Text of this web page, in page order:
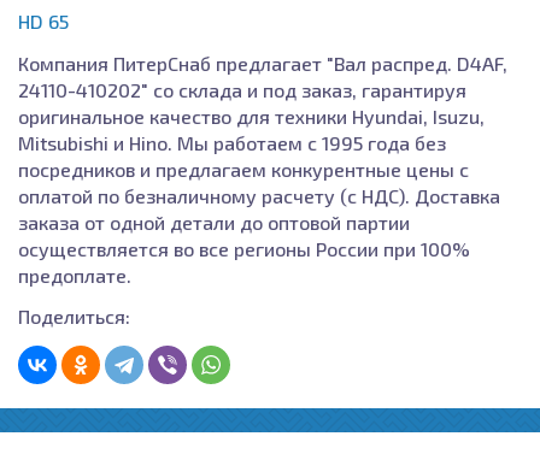
HD 65
Компания ПитерСнаб предлагает "Вал распред. D4AF,
24110-410202" со склада и под заказ, гарантируя
оригинальное качество для техники Hyundai, Isuzu,
Mitsubishi и Hino. Мы работаем с 1995 года без
посредников и предлагаем конкурентные цены с
оплатой по безналичному расчету (с НДС). Доставка
заказа от одной детали до оптовой партии
осуществляется во все регионы России при 100%
предоплате.
Поделиться: